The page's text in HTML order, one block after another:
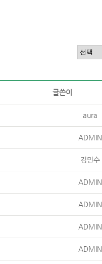
글쓴이
aura
ADMIN
김민수
ADMIN
ADMIN
ADMIN
ADMIN